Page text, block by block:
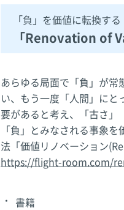
「負」を価値に転換する
「Renovation of
あらゆる局面で「負」が
い、もう一度「人間」に
要があると考え、「古さ
「負」とみなされる事象
法「価値リノベーション
https://flight-room.com/
書籍